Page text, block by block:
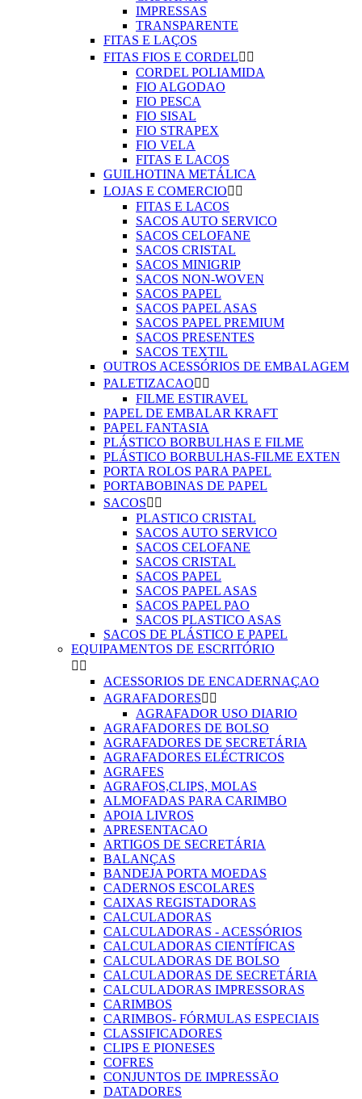
IMPRESSAS
TRANSPARENTE
FITAS E LAÇOS
FITAS FIOS E CORDEL 
CORDEL POLIAMIDA
FIO ALGODAO
FIO PESCA
FIO SISAL
FIO STRAPEX
FIO VELA
FITAS E LACOS
GUILHOTINA METÁLICA
LOJAS E COMERCIO 
FITAS E LACOS
SACOS AUTO SERVICO
SACOS CELOFANE
SACOS CRISTAL
SACOS MINIGRIP
SACOS NON-WOVEN
SACOS PAPEL
SACOS PAPEL ASAS
SACOS PAPEL PREMIUM
SACOS PRESENTES
SACOS TEXTIL
OUTROS ACESSÓRIOS DE EMBALAGEM
PALETIZACAO 
FILME ESTIRAVEL
PAPEL DE EMBALAR KRAFT
PAPEL FANTASIA
PLÁSTICO BORBULHAS E FILME
PLÁSTICO BORBULHAS-FILME EXTEN
PORTA ROLOS PARA PAPEL
PORTABOBINAS DE PAPEL
SACOS 
PLASTICO CRISTAL
SACOS AUTO SERVICO
SACOS CELOFANE
SACOS CRISTAL
SACOS PAPEL
SACOS PAPEL ASAS
SACOS PAPEL PAO
SACOS PLASTICO ASAS
SACOS DE PLÁSTICO E PAPEL
EQUIPAMENTOS DE ESCRITÓRIO
 
ACESSORIOS DE ENCADERNAÇAO
AGRAFADORES 
AGRAFADOR USO DIARIO
AGRAFADORES DE BOLSO
AGRAFADORES DE SECRETÁRIA
AGRAFADORES ELÉCTRICOS
AGRAFES
AGRAFOS,CLIPS, MOLAS
ALMOFADAS PARA CARIMBO
APOIA LIVROS
APRESENTACAO
ARTIGOS DE SECRETÁRIA
BALANÇAS
BANDEJA PORTA MOEDAS
CADERNOS ESCOLARES
CAIXAS REGISTADORAS
CALCULADORAS
CALCULADORAS - ACESSÓRIOS
CALCULADORAS CIENTÍFICAS
CALCULADORAS DE BOLSO
CALCULADORAS DE SECRETÁRIA
CALCULADORAS IMPRESSORAS
CARIMBOS
CARIMBOS- FÓRMULAS ESPECIAIS
CLASSIFICADORES
CLIPS E PIONESES
COFRES
CONJUNTOS DE IMPRESSÃO
DATADORES